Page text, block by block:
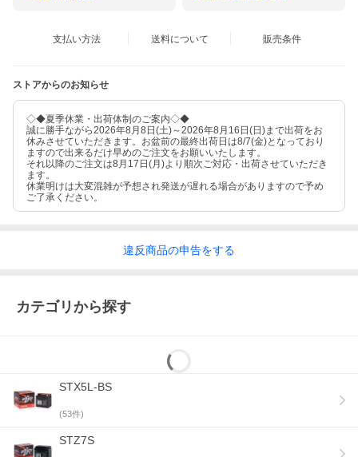
支払い方法 送料について 販売条件
ストアからのお知らせ
◇◆夏季休業・出荷体制のご案内◇◆
誠に勝手ながら2026年8月8日(土)～2026年8月16日(日)まで出荷をお
休みさせていただきます。お盆前の最終出荷日は8/7(金)となっており
ますので出来るだけ早めのご注文をお願いいたします。
それ以降のご注文は8月17日(月)より順次ご対応・出荷させていただき
ます。
休業明けは大変混雑が予想され発送が遅れる場合がありますので予め
ご了承ください。
違反商品の申告をする
カテゴリから探す
STX5L-BS
(53件)
STZ7S